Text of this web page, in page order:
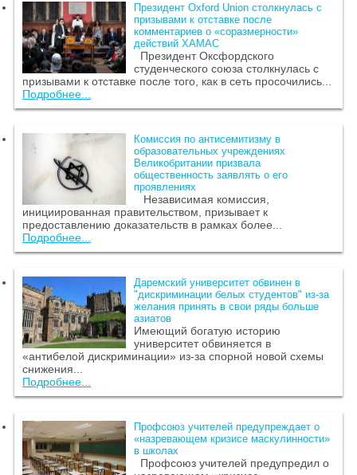
Президент Oxford Union столкнулась с
призывами к отставке после
комментариев о «соразмерности»
действий ХАМАС
Президент Оксфордского
студенческого союза столкнулась с
призывами к отставке после того, как в сеть просочились...
Подробнее...
Комиссия по антисемитизму в
образовательных учреждениях
Великобритании призвала
общественность заявлять о его
проявлениях
Независимая комиссия,
инициированная правительством, призывает к
предоставлению доказательств в рамках более...
Подробнее...
Даремский университет обвинен в
"дискриминации белых студентов" из-за
желания принять в свои ряды больше
азиатов
Имеющий богатую историю
университет обвиняется в
«антибелой дискриминации» из-за спорной новой схемы
снижения...
Подробнее...
Профсоюз учителей предупреждает о
«назревающем кризисе маскулинности»
в школах
Профсоюз учителей предупредил о